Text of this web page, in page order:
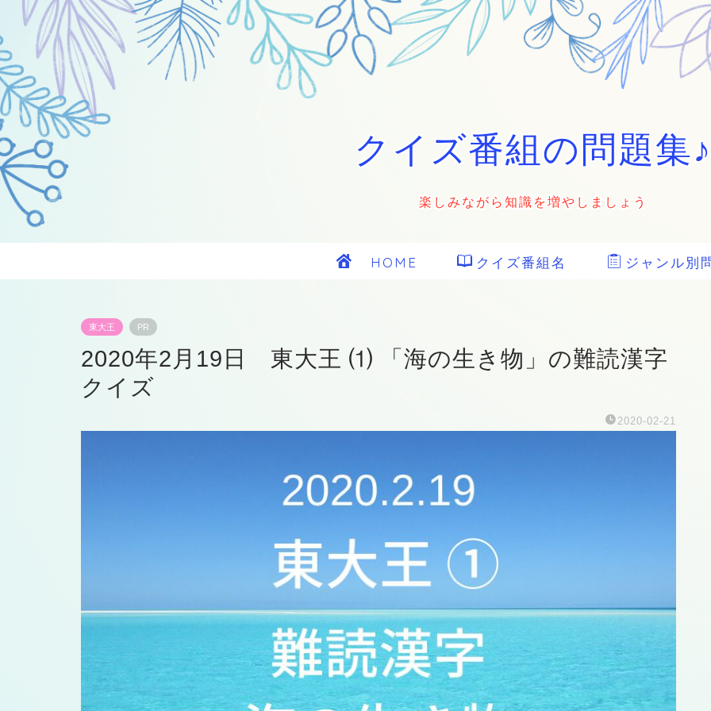
クイズ番組の問題集
楽しみながら知識を増やしましょう
HOME クイズ番組名 ジャンル別
東大王 PR
2020年2月19日 東大王 ⑴ 「海の生き物」の難読漢字
クイズ
2020-02-21